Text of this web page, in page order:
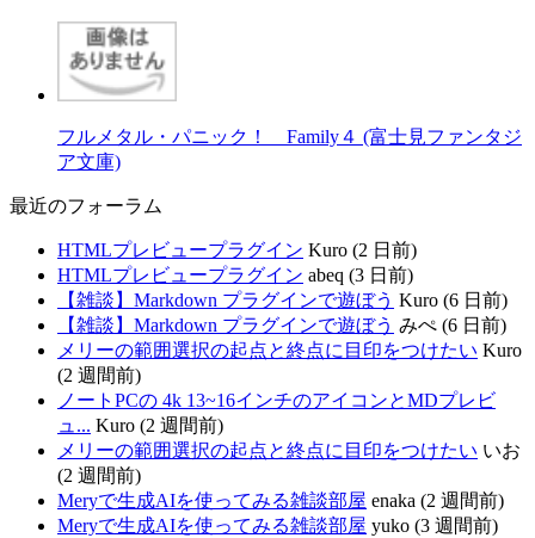
フルメタル・パニック！ Family４ (富士見ファンタジ
ア文庫)
最近のフォーラム
HTMLプレビュープラグイン Kuro (2 日前)
HTMLプレビュープラグイン abeq (3 日前)
【雑談】Markdown プラグインで遊ぼう Kuro (6 日前)
【雑談】Markdown プラグインで遊ぼう みぺ (6 日前)
メリーの範囲選択の起点と終点に目印をつけたい Kuro
(2 週間前)
ノートPCの 4k 13~16インチのアイコンとMDプレビ
ュ... Kuro (2 週間前)
メリーの範囲選択の起点と終点に目印をつけたい いお
(2 週間前)
Meryで生成AIを使ってみる雑談部屋 enaka (2 週間前)
Meryで生成AIを使ってみる雑談部屋 yuko (3 週間前)